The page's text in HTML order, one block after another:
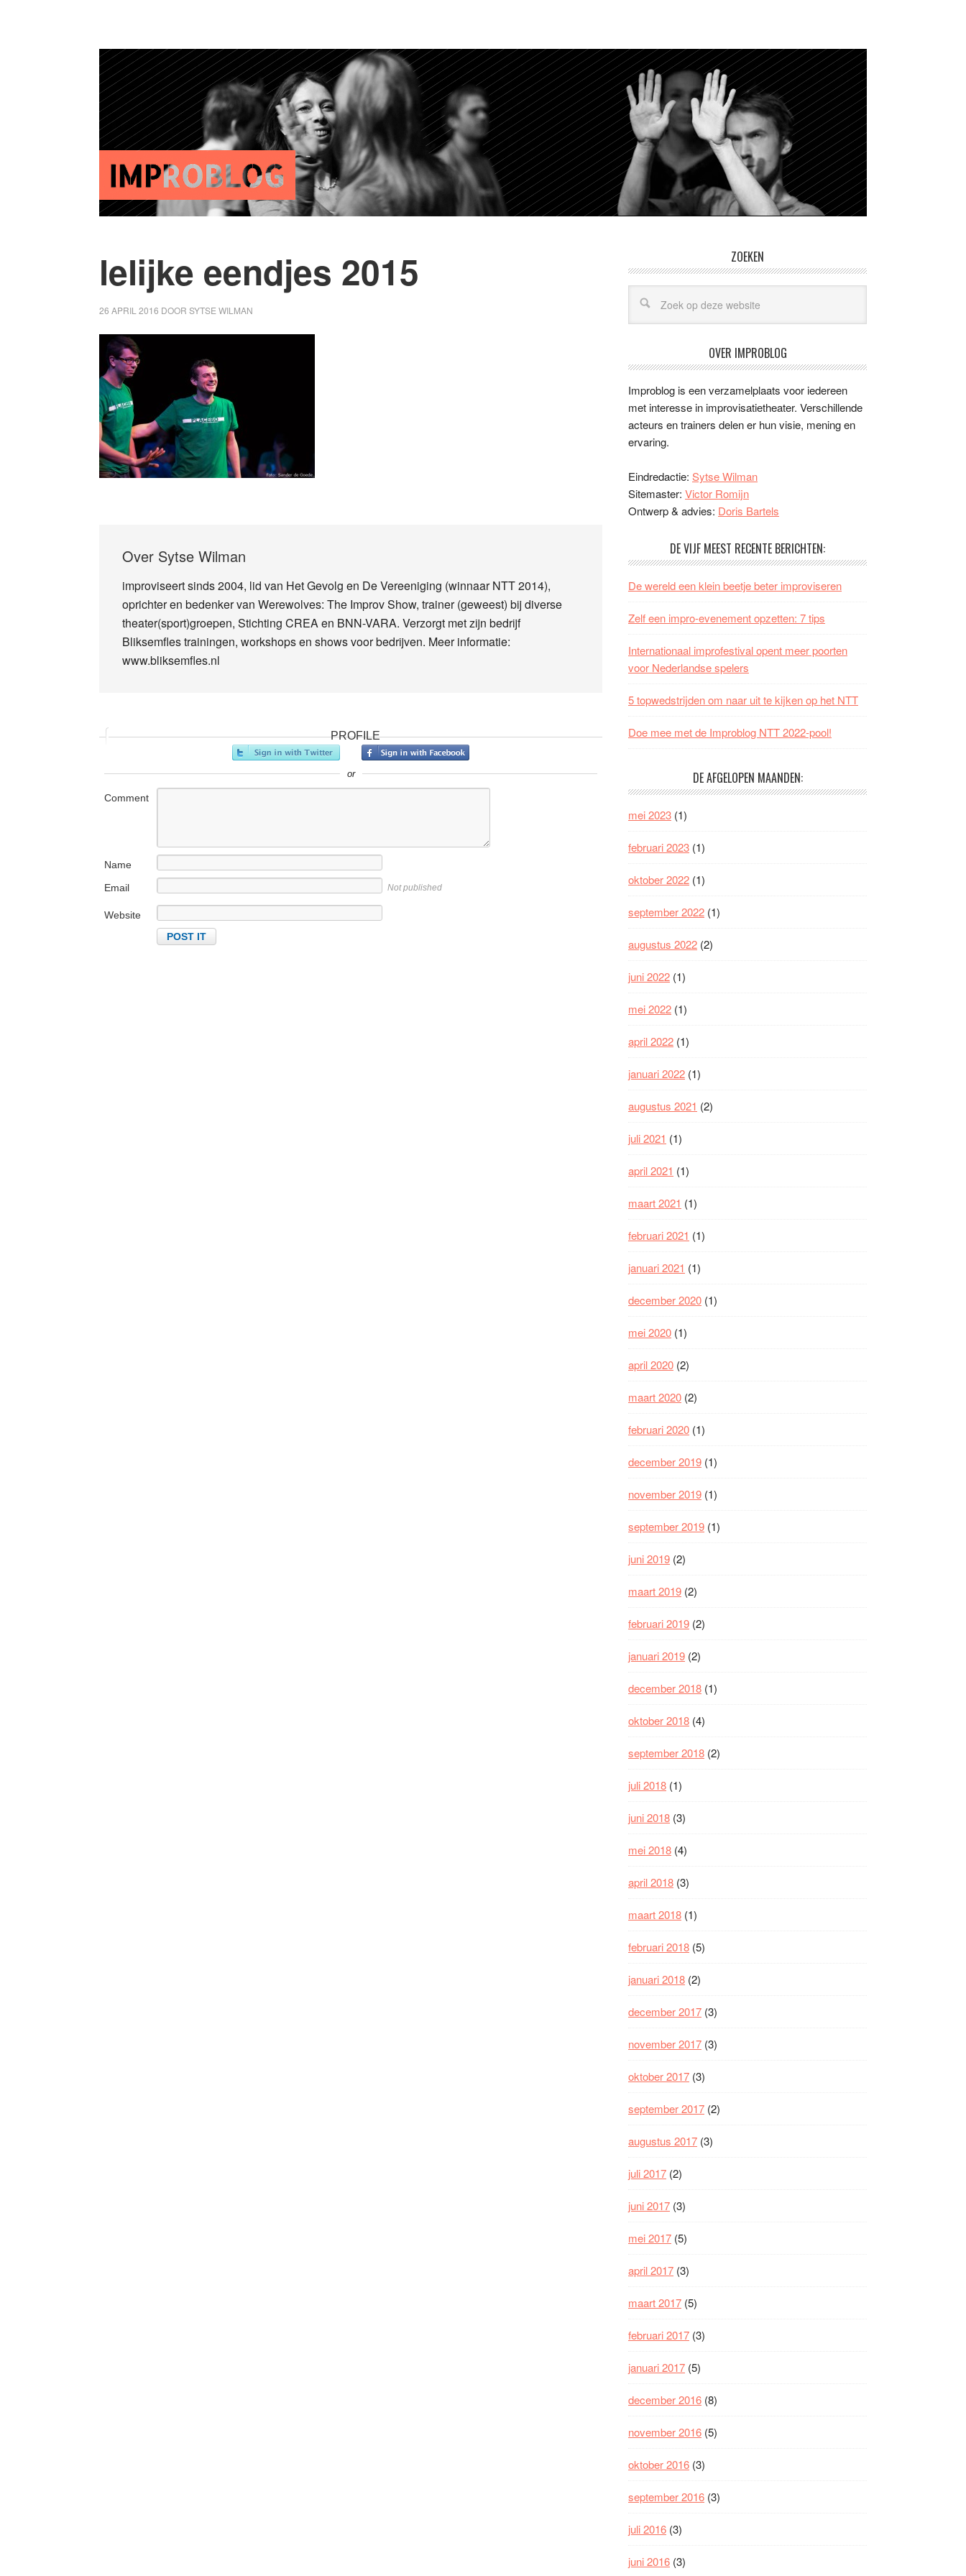
lelijke eendjes 2015
26 APRIL 2016 DOOR SYTSE WILMAN
Over Sytse Wilman
improviseert sinds 2004, lid van Het Gevolg en De Vereeniging (winnaar NTT 2014),
oprichter en bedenker van Werewolves: The Improv Show, trainer (geweest) bij diverse
theater(sport)groepen, Stichting CREA en BNN-VARA. Verzorgt met zijn bedrijf
Bliksemfles trainingen, workshops en shows voor bedrijven. Meer informatie:
www.bliksemfles.nl
PROFILE
or
Comment
Name
Email
Not published
Website
ZOEKEN
OVER IMPROBLOG
Improblog is een verzamelplaats voor iedereen
met interesse in improvisatietheater. Verschillende
acteurs en trainers delen er hun visie, mening en
ervaring.
Eindredactie: Sytse Wilman
Sitemaster: Victor Romijn
Ontwerp & advies: Doris Bartels
DE VIJF MEEST RECENTE BERICHTEN:
De wereld een klein beetje beter improviseren
Zelf een impro-evenement opzetten: 7 tips
Internationaal improfestival opent meer poorten
voor Nederlandse spelers
5 topwedstrijden om naar uit te kijken op het NTT
Doe mee met de Improblog NTT 2022-pool!
DE AFGELOPEN MAANDEN:
mei 2023 (1)
februari 2023 (1)
oktober 2022 (1)
september 2022 (1)
augustus 2022 (2)
juni 2022 (1)
mei 2022 (1)
april 2022 (1)
januari 2022 (1)
augustus 2021 (2)
juli 2021 (1)
april 2021 (1)
maart 2021 (1)
februari 2021 (1)
januari 2021 (1)
december 2020 (1)
mei 2020 (1)
april 2020 (2)
maart 2020 (2)
februari 2020 (1)
december 2019 (1)
november 2019 (1)
september 2019 (1)
juni 2019 (2)
maart 2019 (2)
februari 2019 (2)
januari 2019 (2)
december 2018 (1)
oktober 2018 (4)
september 2018 (2)
juli 2018 (1)
juni 2018 (3)
mei 2018 (4)
april 2018 (3)
maart 2018 (1)
februari 2018 (5)
januari 2018 (2)
december 2017 (3)
november 2017 (3)
oktober 2017 (3)
september 2017 (2)
augustus 2017 (3)
juli 2017 (2)
juni 2017 (3)
mei 2017 (5)
april 2017 (3)
maart 2017 (5)
februari 2017 (3)
januari 2017 (5)
december 2016 (8)
november 2016 (5)
oktober 2016 (3)
september 2016 (3)
juli 2016 (3)
juni 2016 (3)